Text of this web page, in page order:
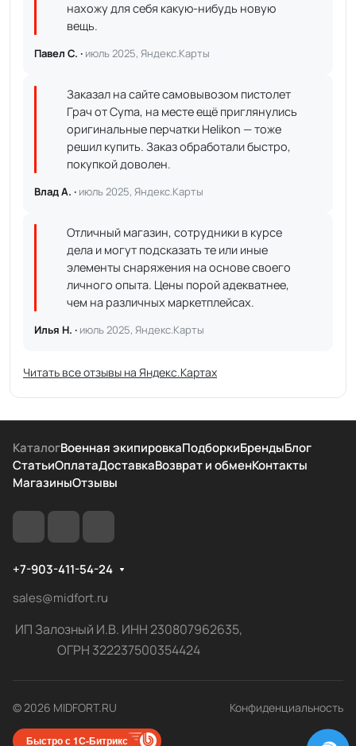
нахожу для себя какую-нибудь новую
вещь.
Павел С. · июль 2025, Яндекс.Карты
Заказал на сайте самовывозом пистолет
Грач от Cyma, на месте ещё приглянулись
оригинальные перчатки Helikon — тоже
решил купить. Заказ обработали быстро,
покупкой доволен.
Влад А. · июль 2025, Яндекс.Карты
Отличный магазин, сотрудники в курсе
дела и могут подсказать те или иные
элементы снаряжения на основе своего
личного опыта. Цены порой адекватнее,
чем на различных маркетплейсах.
Илья Н. · июль 2025, Яндекс.Карты
Читать все отзывы на Яндекс.Картах
КаталогВоенная экипировкаПодборкиБрендыБлог
СтатьиОплатаДоставкаВозврат и обменКонтакты
МагазиныОтзывы
+7-903-411-54-24
sales@midfort.ru
ИП Залозный И.В. ИНН 230807962635,
ОГРН 322237500354424
© 2026 MIDFORT.RU Конфиденциальность
Быстро с 1С-Битрикс